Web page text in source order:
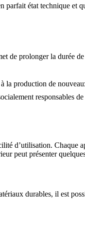
état technique et
de prolonger la durée
production de
responsables
d’utilisation. Chaque
peut présenter
durables, il est